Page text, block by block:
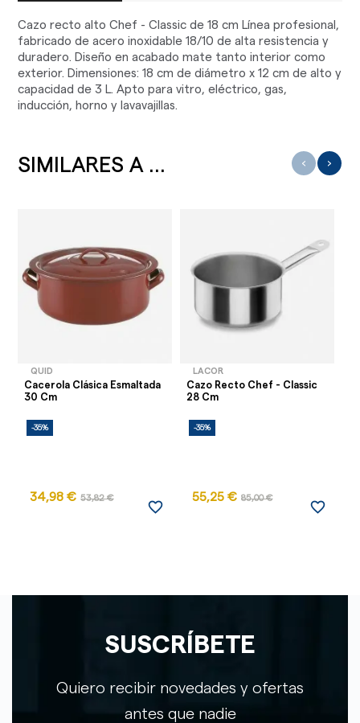
Cazo recto alto Chef - Classic de 18 cm Línea profesional,
fabricado de acero inoxidable 18/10 de alta resistencia y
duradero. Diseño en acabado mate tanto interior como
exterior. Dimensiones: 18 cm de diámetro x 12 cm de alto y
capacidad de 3 L. Apto para vitro, eléctrico, gas,
inducción, horno y lavavajillas.
SIMILARES A ...
QUID
Cacerola Clásica Esmaltada
30 Cm
-35%
34,98 € 53,82 €
favorite_border
LACOR
Cazo Recto Chef - Classic
28 Cm
-35%
55,25 € 85,00 €
favorite_border
‹ ›
SUSCRÍBETE
Quiero recibir novedades y ofertas
antes que nadie